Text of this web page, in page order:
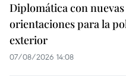
Diplomática con nuevas
orientaciones para la
exterior
07/08/2026 14:08